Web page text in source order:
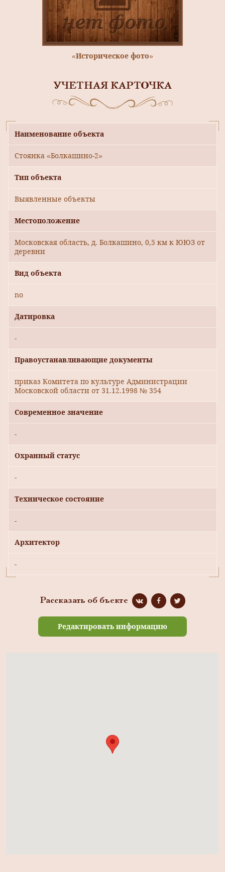
«Историческое фото»
УЧЕТНАЯ КАРТОЧКА
Наименование объекта
Стоянка «Болкашино-2»
Тип объекта
Выявленные объекты
Местоположение
Московская область, д. Болкашино, 0,5 км к ЮЮЗ от
деревни
Вид объекта
no
Датировка
-
Правоустанавливающие документы
приказ Комитета по культуре Администрации
Московской области от 31.12.1998 № 354
Современное значение
-
Охранный статус
-
Техническое состояние
-
Архитектор
-
Рассказать об бъекте
Редактировать информацию